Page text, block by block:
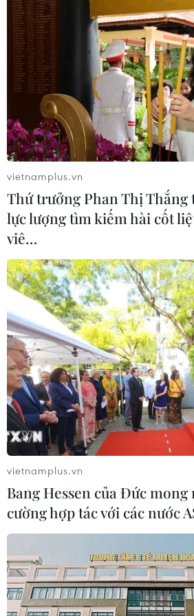
Sẽ thi công đồng loạt Dự án cao
Vinh-Thanh Thủy trong tháng 9
06/08/2026 12:25
Chưa đầu tư mở rộng Quốc lộ 1
Bạc Liêu-Cà Mau giai đoạn
2030
06/08/2026 12:24
Tuyên Quang khẩn trương khắc
phục sạt lở trên các tuyến giao
06/08/2026 11:54
Thi công trở lại dự án sửa chữa
lộ 30 sau phản ánh của TTXVN
06/08/2026 09:42
Hà Nội tăng tốc thi công
đường Vành đai 1 đoạn Hoàng
Voi Phục
06/08/2026 09:07
Đồng Nai yêu cầu đẩy nhanh
dự án kết nối vùng, sân bay Long
06/08/2026 09:05
Cầu Đắk Lung sập sau cú
vietnamplus.vn
Thứ trưởng Phan Thị Thắng
lực lượng tìm kiếm hài cốt
viê…
vietnamplus.vn
Bang Hessen của Đức
cường hợp tác với các nước